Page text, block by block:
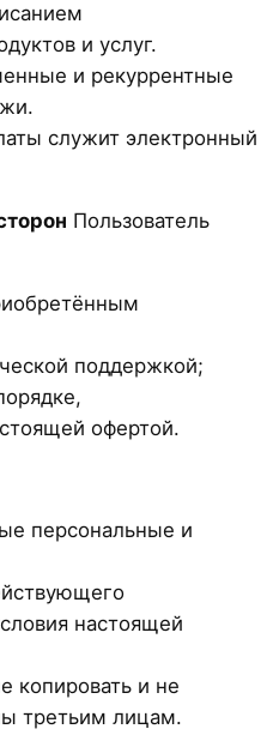
и услуг.
и рекуррентные
служит электронный
Пользователь
поддержкой;
офертой.
персональные и
настоящей
копировать и не
третьим лицам.